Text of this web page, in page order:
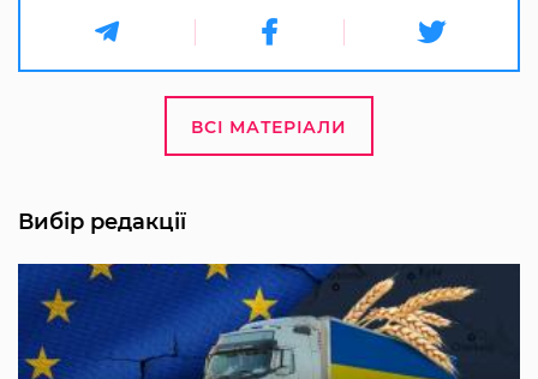
ВСІ МАТЕРІАЛИ
Вибір редакції